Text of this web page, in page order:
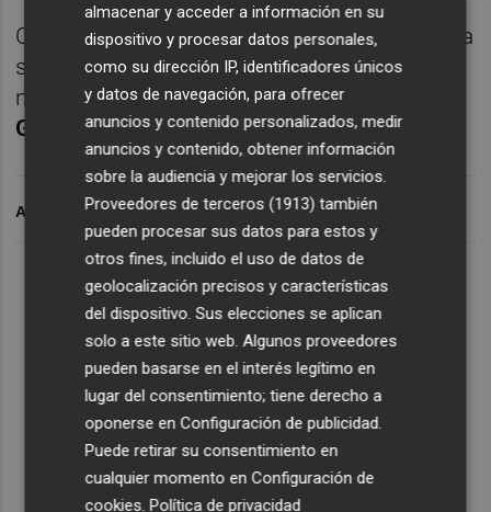
Lo Más Escuchado
Suscríbete al canal de
Whatsapp
Siempre al día de las últimas noticias
¡Quiero suscribirme!
CASTELLÓ. En Conexión Orellutanalizamos la
situación de la plantilla albinegra y las
necesidades del mercado. ConJosé Luis
Gual
Dejan RacicyYan Grivel.
ARCHIVADO EN
almacenar y acceder a información en su
dispositivo y procesar datos personales,
como su dirección IP, identificadores únicos
y datos de navegación, para ofrecer
anuncios y contenido personalizados, medir
anuncios y contenido, obtener información
sobre la audiencia y mejorar los servicios.
Proveedores de terceros (1913) también
pueden procesar sus datos para estos y
otros fines, incluido el uso de datos de
geolocalización precisos y características
del dispositivo. Sus elecciones se aplican
solo a este sitio web. Algunos proveedores
pueden basarse en el interés legítimo en
lugar del consentimiento; tiene derecho a
oponerse enConfiguración de publicidad
Puede retirar su consentimiento en
cualquier momento enConfiguración de
cookies .Política de privacidad